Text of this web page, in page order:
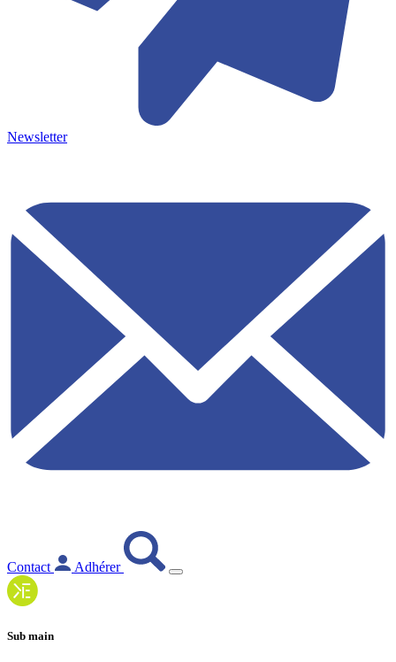
Newsletter
Contact Adhérer
Sub main